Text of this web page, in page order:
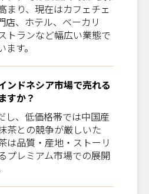
まり、現在はカフェチェ
店、ホテル、ベーカリ
トランなど幅広い業態で
す。
ンドネシア市場で売れる
すか？
し、低価格帯では中国産
茶との競争が厳しいた
は品質・産地・ストーリ
プレミアム市場での展開